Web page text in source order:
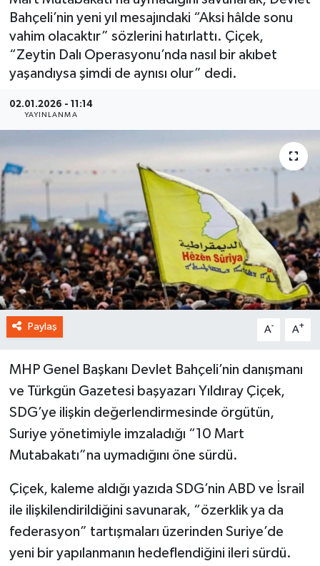
Bahçeli’nin yeni yıl mesajındaki “Aksi hâlde sonu
vahim olacaktır” sözlerini hatırlattı. Çiçek,
“Zeytin Dalı Operasyonu’nda nasıl bir akıbet
yaşandıysa şimdi de aynısı olur” dedi.
02.01.2026 - 11:14
YAYINLANMA
Paylaş A- A+
MHP Genel Başkanı Devlet Bahçeli’nin danışmanı
ve Türkgün Gazetesi başyazarı Yıldıray Çiçek,
SDG’ye ilişkin değerlendirmesinde örgütün,
Suriye yönetimiyle imzaladığı “10 Mart
Mutabakatı”na uymadığını öne sürdü.
Çiçek, kaleme aldığı yazıda SDG’nin ABD ve İsrail
ile ilişkilendirildiğini savunarak, “özerklik ya da
federasyon” tartışmaları üzerinden Suriye’de
yeni bir yapılanmanın hedeflendiğini ileri sürdü.